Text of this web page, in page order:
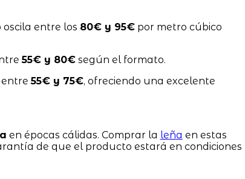
entre los 80€ y 95€por metro cúbico
55€ y 80€según el formato.
entre55€ y 75€, ofreciendo una excelente
en épocas cálidas. Comprar la leña en estas
de que el producto estará en condiciones